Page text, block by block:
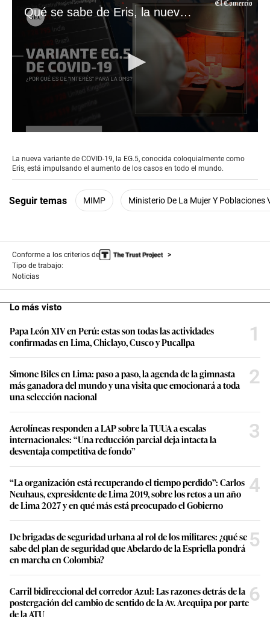
Qué se sabe de Eris, la nueva variante de COVID-19
of
3
minutes,
seconds
La nueva variante de COVID-19, la EG.5, conocida coloquialmente como
Eris, está impulsando el aumento de los casos en todo el mundo.
Seguir temas MIMP Ministerio De La Mujer Y Poblaciones
Conforme a los criterios de
Tipo de trabajo:
Noticias
Lo más visto
Papa León XIV en Perú: estas son todas las actividades
confirmadas en Lima, Chiclayo, Cusco y Pucallpa
1
Simone Biles en Lima: paso a paso, la agenda de la gimnasta
más ganadora del mundo y una visita que emocionará a toda
una selección nacional
2
Aerolíneas responden a LAP sobre la TUUA a escalas
internacionales: “Una reducción parcial deja intacta la
desventaja competitiva de fondo”
3
“La organización está recuperando el tiempo perdido”: Carlos
Neuhaus, expresidente de Lima 2019, sobre los retos a un año
de Lima 2027 y en qué más está preocupado el Gobierno
4
De brigadas de seguridad urbana al rol de los militares: ¿qué se
sabe del plan de seguridad que Abelardo de la Espriella pondrá
en marcha en Colombia?
5
Carril bidireccional del corredor Azul: Las razones detrás de la
postergación del cambio de sentido de la Av. Arequipa por parte
de la ATU
6